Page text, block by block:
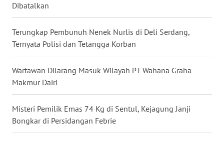
Dibatalkan
Terungkap Pembunuh Nenek Nurlis di Deli Serdang,
Ternyata Polisi dan Tetangga Korban
Wartawan Dilarang Masuk Wilayah PT Wahana Graha
Makmur Dairi
Misteri Pemilik Emas 74 Kg di Sentul, Kejagung Janji
Bongkar di Persidangan Febrie
KALTENG
WN
KALTARA
WN
KALSEL
WN